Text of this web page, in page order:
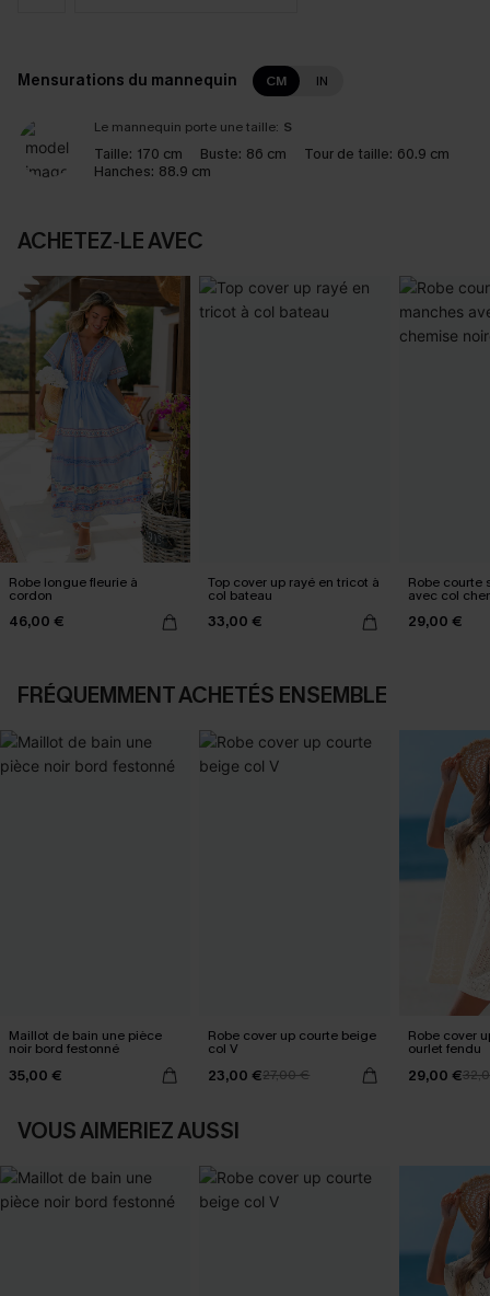
Mensurations du mannequin CM IN
Le mannequin porte une taille: S
Taille: 170 cm Buste: 86 cm Tour de taille: 60.9 cm
Hanches: 88.9 cm
ACHETEZ‑LE AVEC
Robe longue fleurie à
cordon
46,00 €
Top cover up rayé en tricot à
col bateau
33,00 €
Robe courte
avec col
29,00 €
FRÉQUEMMENT ACHETÉS ENSEMBLE
Maillot de bain une pièce
noir bord festonné
35,00 €
Robe cover up courte beige
col V
23,00 €27,00 €
Robe cover
ourlet fendu
29,00 €
VOUS AIMERIEZ AUSSI